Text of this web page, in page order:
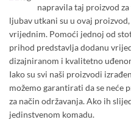
napravila taj proizvod
ljubav utkani su u ovaj
vrijednim. Pomoći jednoj od
prihod predstavlja dodanu
dizajniranom i kvalitetno
Iako su svi naši proizvodi
možemo garantirati da se neće
za način održavanja. Ako ih
jedinstvenom komadu.